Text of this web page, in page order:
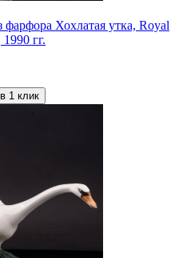
фарфора Хохлатая утка, Royal
гг.
1 клик